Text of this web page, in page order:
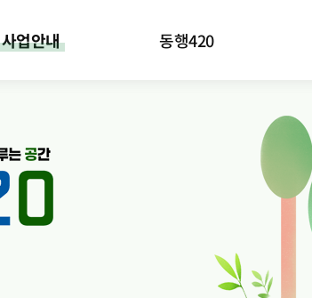
사업안내 동행420